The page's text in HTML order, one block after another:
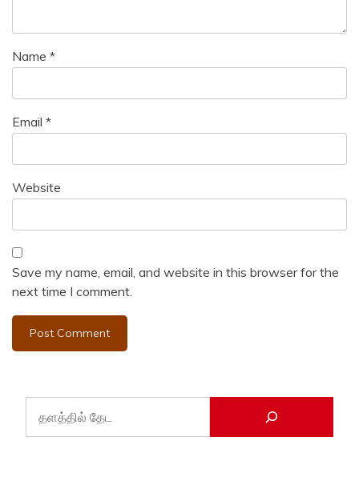
Name *
Email *
Website
Save my name, email, and website in this browser for the
next time I comment.